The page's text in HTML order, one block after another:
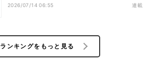
2026/07/14 06:55 連載
ランキングをもっと見る